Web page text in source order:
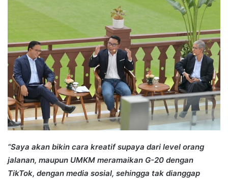
“Saya akan bikin cara kreatif supaya dari level orang
jalanan, maupun UMKM meramaikan G-20 dengan
TikTok, dengan media sosial, sehingga tak dianggap